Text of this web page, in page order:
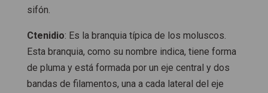
sifón.
Ctenidio: Es la branquia típica de los moluscos.
Esta branquia, como su nombre indica, tiene forma
de pluma y está formada por un eje central y dos
bandas de filamentos, una a cada lateral del eje